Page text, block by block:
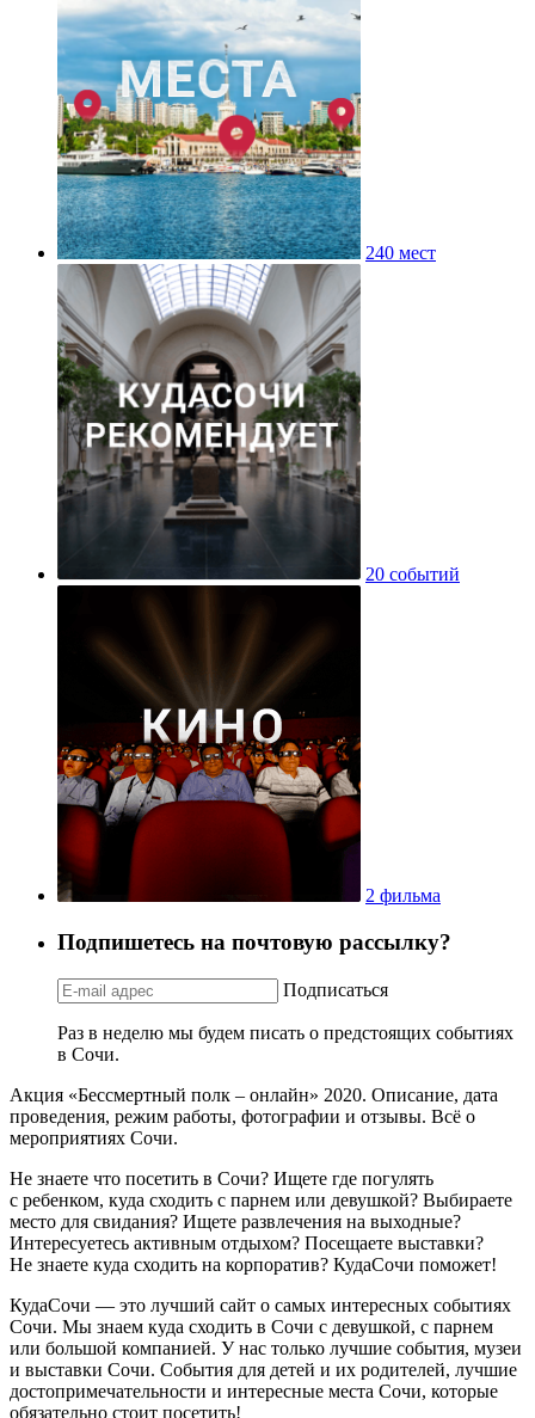
240 мест
20 событий
2 фильма
Подпишетесь на почтовую рассылку?
Подписаться
Раз в неделю мы будем писать о предстоящих событиях
в Сочи.
Акция «Бессмертный полк – онлайн» 2020. Описание, дата
проведения, режим работы, фотографии и отзывы. Всё о
мероприятиях Сочи.
Не знаете что посетить в Сочи? Ищете где погулять
с ребенком, куда сходить с парнем или девушкой? Выбираете
место для свидания? Ищете развлечения на выходные?
Интересуетесь активным отдыхом? Посещаете выставки?
Не знаете куда сходить на корпоратив? КудаСочи поможет!
КудаСочи — это лучший сайт о самых интересных событиях
Сочи. Мы знаем куда сходить в Сочи с девушкой, с парнем
или большой компанией. У нас только лучшие события, музеи
и выставки Сочи. События для детей и их родителей, лучшие
достопримечательности и интересные места Сочи, которые
обязательно стоит посетить!